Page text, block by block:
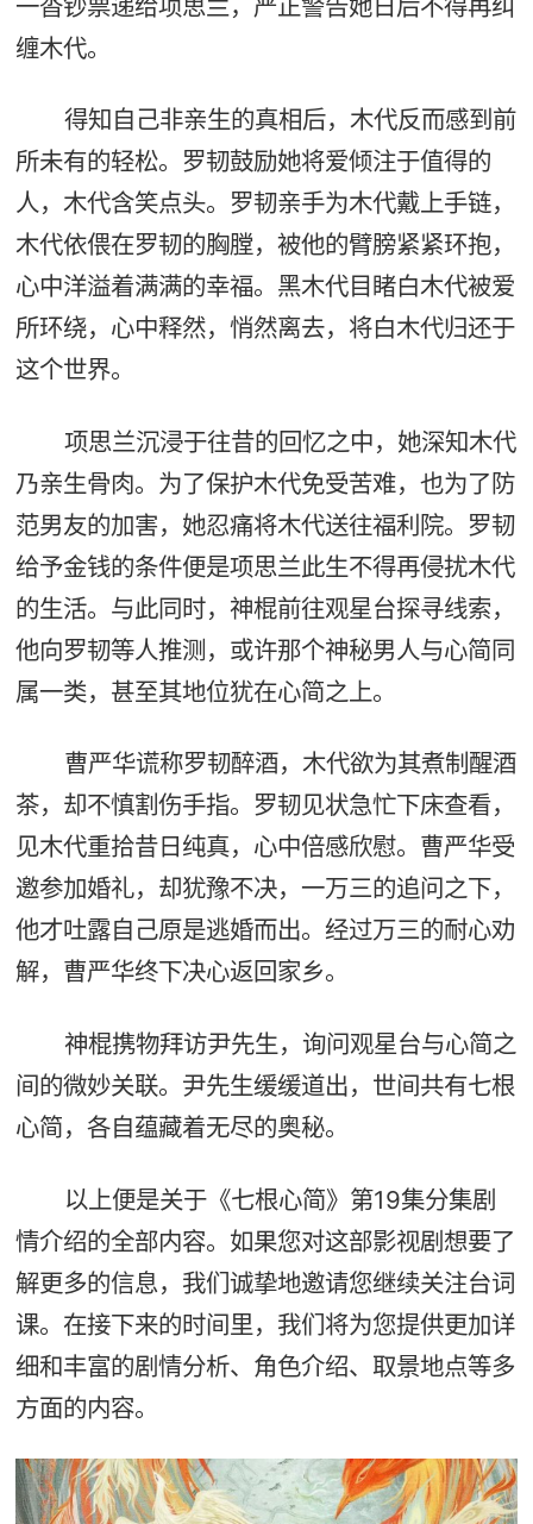
一沓钞票递给项思兰，严正警告她日后不得再纠
缠木代。
得知自己非亲生的真相后，木代反而感到前
所未有的轻松。罗韧鼓励她将爱倾注于值得的
人，木代含笑点头。罗韧亲手为木代戴上手链，
木代依偎在罗韧的胸膛，被他的臂膀紧紧环抱，
心中洋溢着满满的幸福。黑木代目睹白木代被爱
所环绕，心中释然，悄然离去，将白木代归还于
这个世界。
项思兰沉浸于往昔的回忆之中，她深知木代
乃亲生骨肉。为了保护木代免受苦难，也为了防
范男友的加害，她忍痛将木代送往福利院。罗韧
给予金钱的条件便是项思兰此生不得再侵扰木代
的生活。与此同时，神棍前往观星台探寻线索，
他向罗韧等人推测，或许那个神秘男人与心简同
属一类，甚至其地位犹在心简之上。
曹严华谎称罗韧醉酒，木代欲为其煮制醒酒
茶，却不慎割伤手指。罗韧见状急忙下床查看，
见木代重拾昔日纯真，心中倍感欣慰。曹严华受
邀参加婚礼，却犹豫不决，一万三的追问之下，
他才吐露自己原是逃婚而出。经过万三的耐心劝
解，曹严华终下决心返回家乡。
神棍携物拜访尹先生，询问观星台与心简之
间的微妙关联。尹先生缓缓道出，世间共有七根
心简，各自蕴藏着无尽的奥秘。
以上便是关于《七根心简》第19集分集剧
情介绍的全部内容。如果您对这部影视剧想要了
解更多的信息，我们诚挚地邀请您继续关注台词
课。在接下来的时间里，我们将为您提供更加详
细和丰富的剧情分析、角色介绍、取景地点等多
方面的内容。